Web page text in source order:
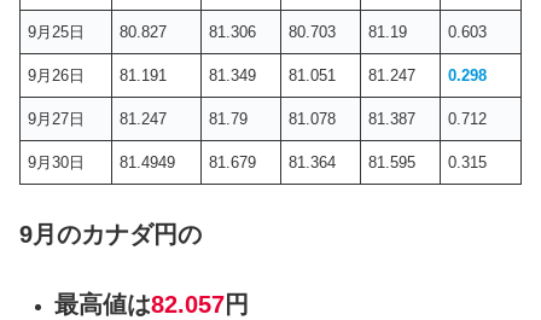
9月25日 80.827 81.306 80.703 81.19 0.603
9月26日 81.191 81.349 81.051 81.247 0.298
9月27日 81.247 81.79 81.078 81.387 0.712
9月30日 81.4949 81.679 81.364 81.595 0.315
9月のカナダ円の
最高値は82.057円